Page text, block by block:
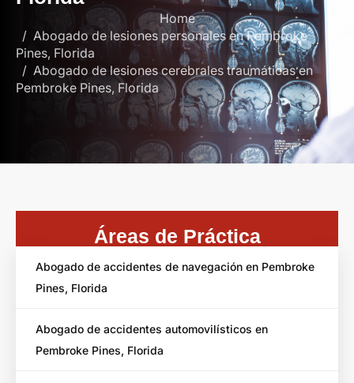
Home
Abogado de lesiones personales en Pembroke
Pines, Florida
Abogado de lesiones cerebrales traumáticas en
Pembroke Pines, Florida
Áreas de Práctica
Abogado de accidentes de navegación en Pembroke
Pines, Florida
Abogado de accidentes automovilísticos en
Pembroke Pines, Florida